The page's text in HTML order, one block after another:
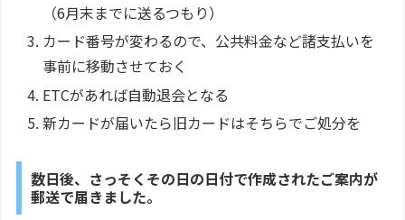
（6月末までに送るつもり）
カード番号が変わるので、公共料金など諸支払いを
事前に移動させておく
ETCがあれば自動退会となる
新カードが届いたら旧カードはそちらでご処分を
数日後、さっそくその日の日付で作成されたご案内が
郵送で届きました。